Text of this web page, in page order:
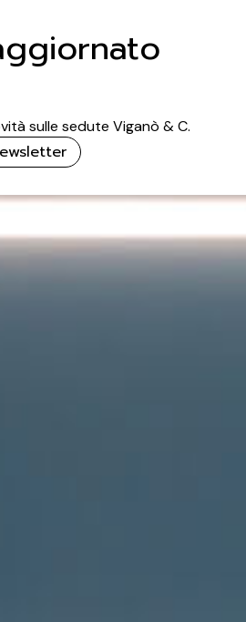
sulle sedute Viganò & C.